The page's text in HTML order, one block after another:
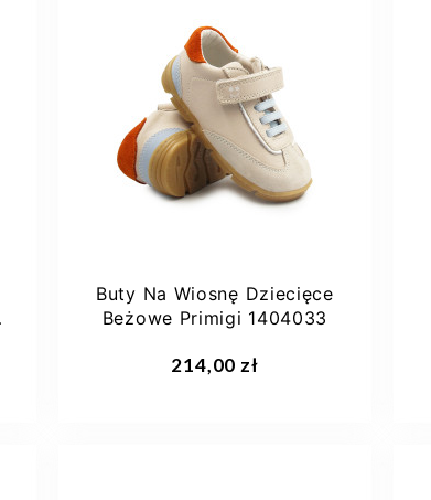
22 23
25
Buty Na Wiosnę Dziecięce
Beżowe Primigi 1404033
214,00 zł